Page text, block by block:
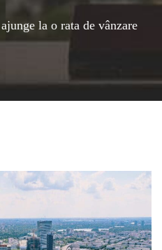
la o rata de vânzare